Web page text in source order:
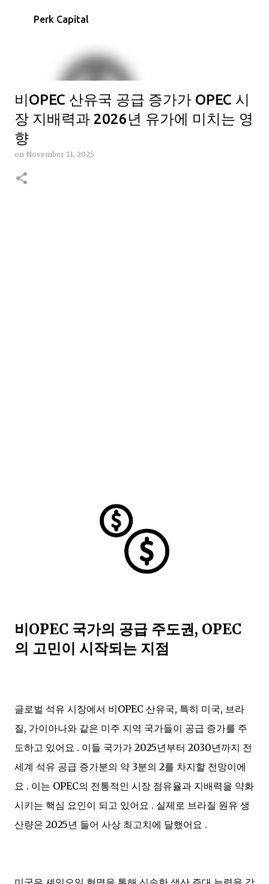
Perk Capital
비OPEC 산유국 공급 증가가 OPEC 시
장 지배력과 2026년 유가에 미치는 영
향
on November 11, 2025
비OPEC 국가의 공급 주도권, OPEC
의 고민이 시작되는 지점
글로벌 석유 시장에서 비OPEC 산유국, 특히 미국, 브라
질, 가이아나와 같은 미주 지역 국가들이 공급 증가를 주
도하고 있어요 . 이들 국가가 2025년부터 2030년까지 전
세계 석유 공급 증가분의 약 3분의 2를 차지할 전망이에
요 . 이는 OPEC의 전통적인 시장 점유율과 지배력을 약화
시키는 핵심 요인이 되고 있어요 . 실제로 브라질 원유 생
산량은 2025년 들어 사상 최고치에 달했어요 .